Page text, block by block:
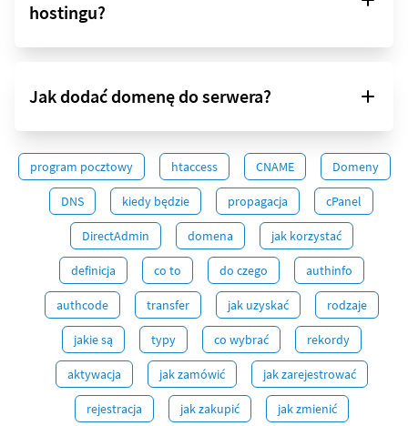
hostingu?
Jak dodać domenę do serwera?
program pocztowy htaccess CNAME Domeny
DNS kiedy będzie propagacja cPanel
DirectAdmin domena jak korzystać
definicja co to do czego authinfo
authcode transfer jak uzyskać rodzaje
jakie są typy co wybrać rekordy
aktywacja jak zamówić jak zarejestrować
rejestracja jak zakupić jak zmienić